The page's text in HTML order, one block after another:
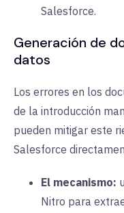
Salesforce.
Generación de
datos
Los errores en los
de la introducción
pueden mitigar este
Salesforce
El mecanismo:
Nitro para